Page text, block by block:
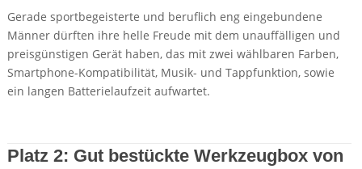
Gerade sportbegeisterte und beruflich eng eingebundene
Männer dürften ihre helle Freude mit dem unauffälligen und
preisgünstigen Gerät haben, das mit zwei wählbaren Farben,
Smartphone-Kompatibilität, Musik- und Tappfunktion, sowie
ein langen Batterielaufzeit aufwartet.
Platz 2: Gut bestückte Werkzeugbox von